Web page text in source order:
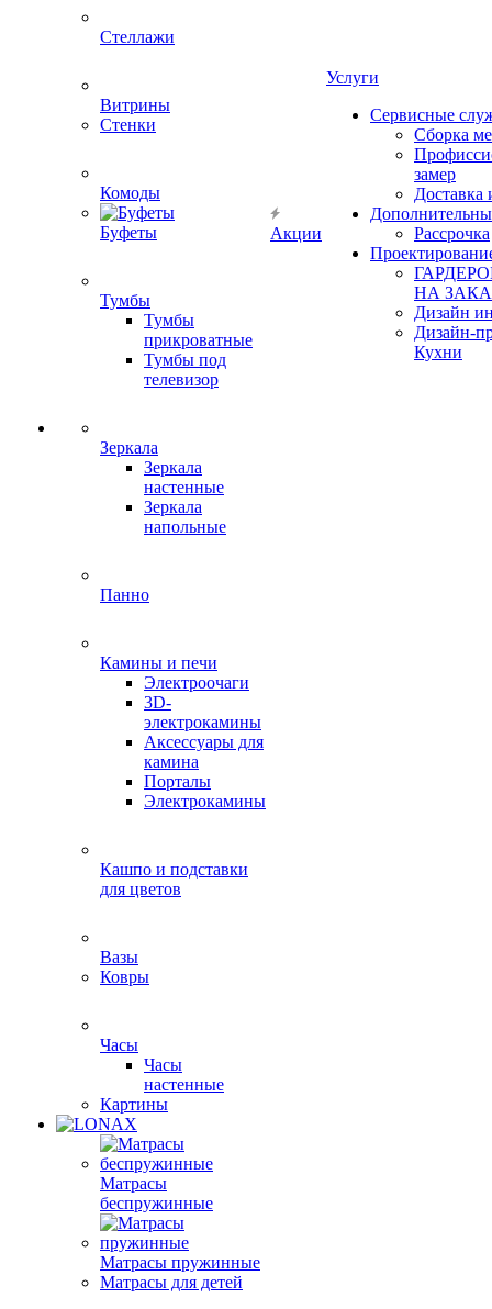
Стеллажи
Витрины
Стенки
Комоды
Буфеты
Тумбы
Тумбы
прикроватные
Тумбы под
телевизор
Зеркала
Зеркала
настенные
Зеркала
напольные
Панно
Камины и печи
Электроочаги
3D-
электрокамины
Аксессуары для
камина
Порталы
Электрокамины
Кашпо и подставки
для цветов
Вазы
Ковры
Часы
Часы
настенные
Картины
Матрасы
беспружинные
Матрасы пружинные
Матрасы для детей
Акции
Услуги
Сервисные
Сборка
замер
Доставка
Рассрочка
НА
Дизайн
Дизайн-
Кухни